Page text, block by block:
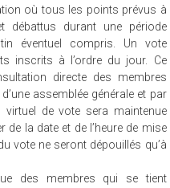
où tous les points prévus à
débattus durant une période
éventuel compris. Un vote
inscrits à l’ordre du jour. Ce
directe des membres
assemblée générale et par
virtuel de vote sera maintenue
la date et de l’heure de mise
vote ne seront dépouillés qu’à
des membres qui se tient